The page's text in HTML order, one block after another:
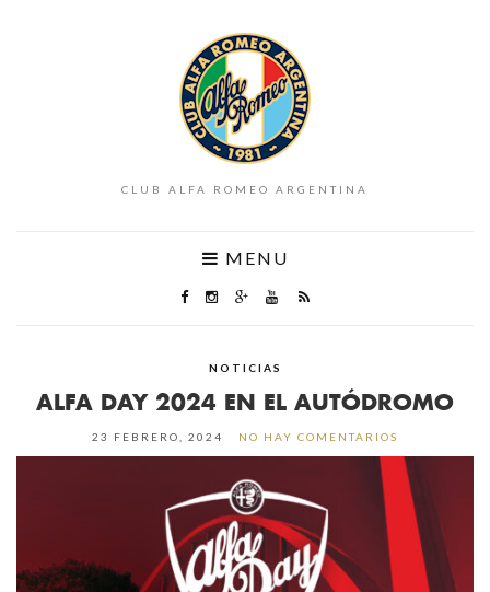
CLUB ALFA ROMEO ARGENTINA
MENU
NOTICIAS
ALFA DAY 2024 EN EL AUTÓDROMO
23 FEBRERO, 2024 NO HAY COMENTARIOS